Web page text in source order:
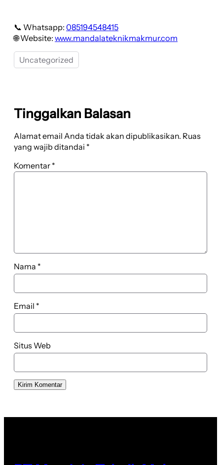
📞 Whatsapp: 085194548415
🌐 Website: www.mandalateknikmakmur.com
Uncategorized
Tinggalkan Balasan
Alamat email Anda tidak akan dipublikasikan. Ruas
yang wajib ditandai *
Komentar *
Nama *
Email *
Situs Web